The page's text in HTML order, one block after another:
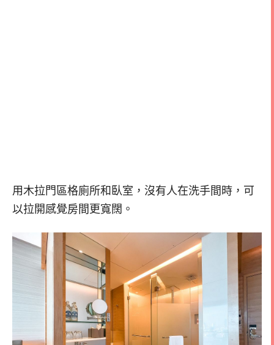
用木拉門區格廁所和臥室，沒有人在洗手間時，可
以拉開感覺房間更寬闊。